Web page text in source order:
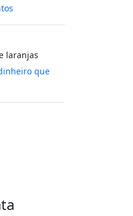
laranjas
que